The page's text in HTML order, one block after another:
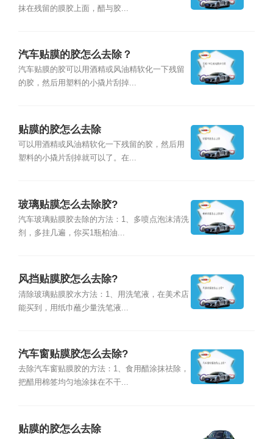
抹在残留的膜胶上面，醋与胶...
汽车贴膜的胶怎么去除？
汽车贴膜的胶可以用酒精或风油精软化一下残留
的胶，然后用塑料的小撬片刮掉...
贴膜的胶怎么去除
可以用酒精或风油精软化一下残留的胶，然后用
塑料的小撬片刮掉就可以了。在...
玻璃贴膜怎么去除胶?
汽车玻璃贴膜胶去除的方法：1、多喷点泡沫清洗
剂，多挂几遍，你买1瓶柏油...
风挡贴膜胶怎么去除?
清除玻璃贴膜胶水方法：1、用洗笔液，在美术店
能买到，用纸巾蘸少量洗笔液...
汽车窗贴膜胶怎么去除?
去除汽车窗贴膜胶的方法：1、食用醋涂抹祛除，
把醋用棉签均匀地涂抹在不干...
贴膜的胶怎么去除